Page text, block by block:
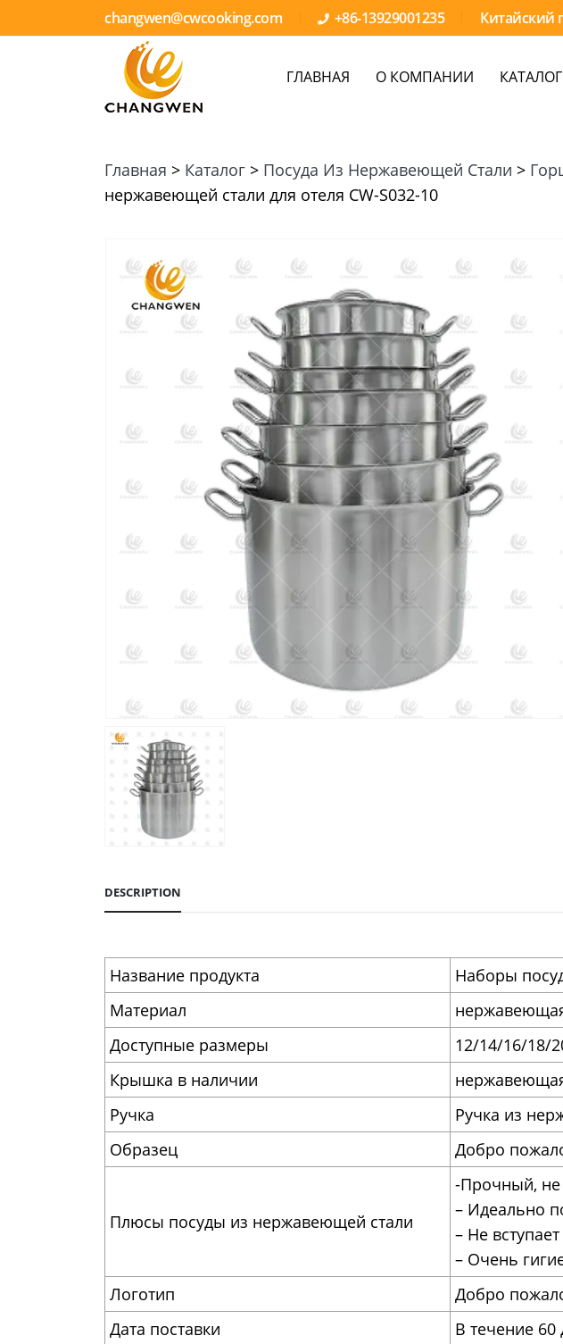
changwen@cwcooking.com +86-13929001235 Китайский
ГЛАВНАЯ О КОМПАНИИ КАТАЛОГ
Главная > Каталог > Посуда Из Нержавеющей Стали >
нержавеющей стали для отеля CW-S032-10
DESCRIPTION
Название продукта
Наборы
Материал
Доступные размеры
12/14/16/18/
Крышка в наличии
Ручка
Ручка из
Образец
Добро
Плюсы посуды из нержавеющей стали
-Прочный, не
– Идеально
– Не
– Очень
Логотип
Добро
Дата поставки
В течение 60